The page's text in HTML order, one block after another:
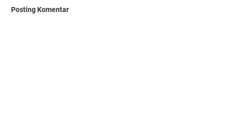
Posting Komentar